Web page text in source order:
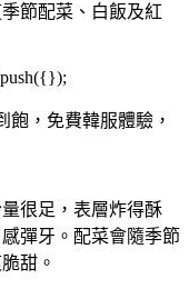
節配菜、白飯及紅
很足，表層炸得酥
彈牙。配菜會隨季節
甜。